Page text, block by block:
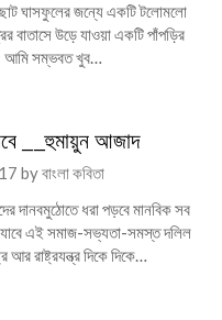
ঘাসফুলের জন্যে একটি টলোমলো
বাতাসে উড়ে যাওয়া একটি পাঁপড়ির
আমি সম্ভবত খুব…
__হুমায়ুন আজাদ
byবাংলা কবিতা
দানবমুঠোতে ধরা পড়বে মানবিক সব
যাবে এই সমাজ-সভ্যতা-সমস্ত দলিল
আর রাষ্ট্রযন্ত্র দিকে দিকে…